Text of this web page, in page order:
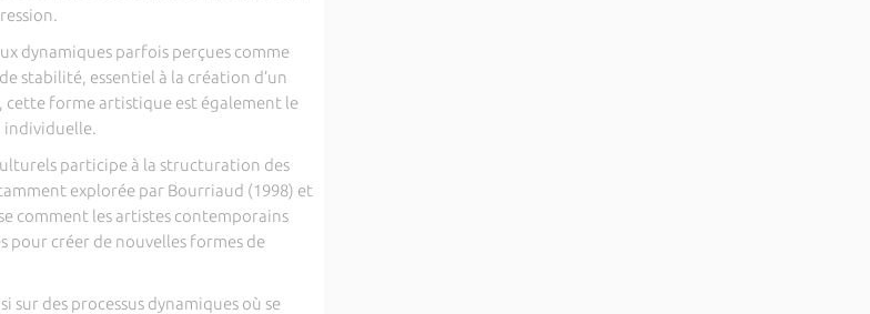
dynamiques parfois perçues comme
stabilité, essentiel à la création d’un
cette forme artistique est également le
individuelle.
participe à la structuration des
explorée par Bourriaud (1998) et
comment les artistes contemporains
créer de nouvelles formes de
des processus dynamiques où se